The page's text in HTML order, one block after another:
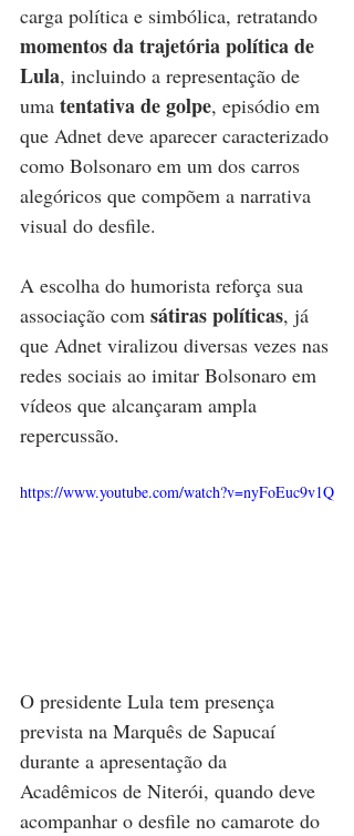
carga política e simbólica, retratando
momentos da trajetória política de
Lula, incluindo a representação de
uma tentativa de golpe, episódio em
que Adnet deve aparecer caracterizado
como Bolsonaro em um dos carros
alegóricos que compõem a narrativa
visual do desfile.
A escolha do humorista reforça sua
associação com sátiras políticas, já
que Adnet viralizou diversas vezes nas
redes sociais ao imitar Bolsonaro em
vídeos que alcançaram ampla
repercussão.
https://www.youtube.com/watch?v=nyFoEuc9v1Q
O presidente Lula tem presença
prevista na Marquês de Sapucaí
durante a apresentação da
Acadêmicos de Niterói, quando deve
acompanhar o desfile no camarote do